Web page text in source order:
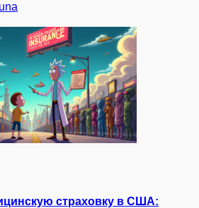
страховку в США: